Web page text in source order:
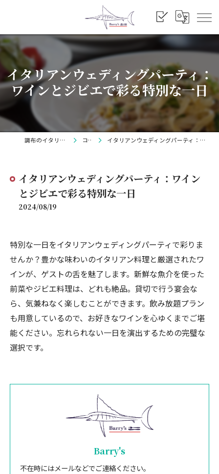
イタリアンウェディングパーティ：
ワインとジビエで彩る特別な一日
調布のイタリアンならBarry's コラム イタリアンウェディングパーティ：ワインとジビエで彩る特別な一日
イタリアンウェディングパーティ：ワイン
とジビエで彩る特別な一日
2024/08/19
特別な一日をイタリアンウェディングパーティで彩りま
せんか？豊かな味わいのイタリアン料理と厳選されたワ
インが、ゲストの舌を魅了します。新鮮な魚介を使った
前菜やジビエ料理は、どれも絶品。貸切で行う宴会な
ら、気兼ねなく楽しむことができます。飲み放題プラン
も用意しているので、お好きなワインを心ゆくまでご堪
能ください。忘れられない一日を演出するための完璧な
選択です。
Barry's
不在時にはメールなどでご連絡ください。